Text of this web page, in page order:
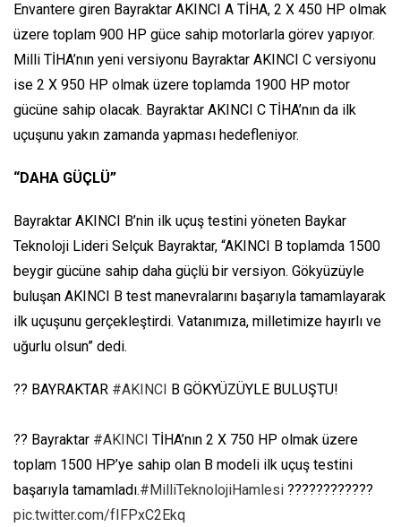
Envantere giren Bayraktar AKINCI A TİHA, 2 X 450 HP olmak
üzere toplam 900 HP güce sahip motorlarla görev yapıyor.
Milli TİHA’nın yeni versiyonu Bayraktar AKINCI C versiyonu
ise 2 X 950 HP olmak üzere toplamda 1900 HP motor
gücüne sahip olacak. Bayraktar AKINCI C TİHA’nın da ilk
uçuşunu yakın zamanda yapması hedefleniyor.
“DAHA GÜÇLÜ”
Bayraktar AKINCI B’nin ilk uçuş testini yöneten Baykar
Teknoloji Lideri Selçuk Bayraktar, “AKINCI B toplamda 1500
beygir gücüne sahip daha güçlü bir versiyon. Gökyüzüyle
buluşan AKINCI B test manevralarını başarıyla tamamlayarak
ilk uçuşunu gerçekleştirdi. Vatanımıza, milletimize hayırlı ve
uğurlu olsun” dedi.
?? BAYRAKTAR #AKINCI B GÖKYÜZÜYLE BULUŞTU!
?? Bayraktar #AKINCI TİHA’nın 2 X 750 HP olmak üzere
toplam 1500 HP’ye sahip olan B modeli ilk uçuş testini
başarıyla tamamladı.#MilliTeknolojiHamlesi ????????????
pic.twitter.com/fIFPxC2Ekq